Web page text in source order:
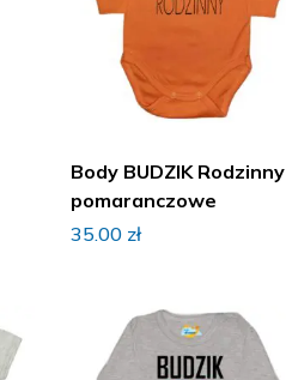
Body BUDZIK Rodzinny
pomaranczowe
35.00 zł